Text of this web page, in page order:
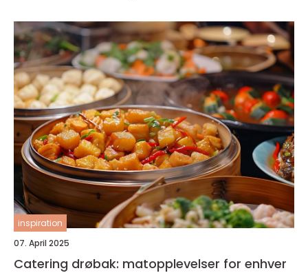
inspiration
07. April 2025
Catering drøbak: matopplevelser for enhver